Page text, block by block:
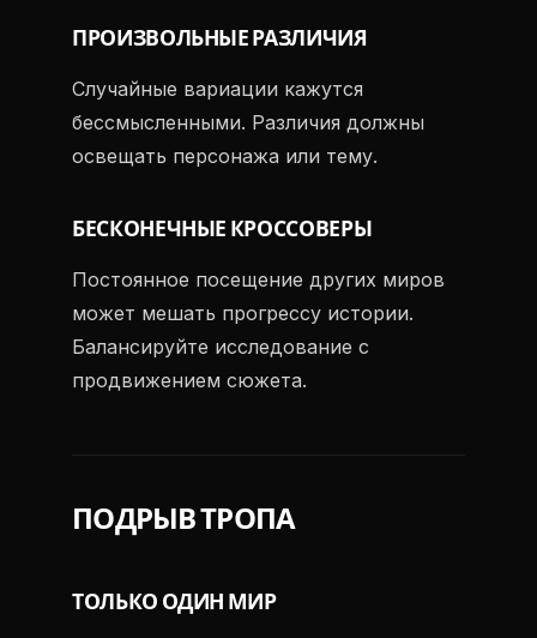
ПРОИЗВОЛЬНЫЕ РАЗЛИЧИЯ
Случайные вариации кажутся
бессмысленными. Различия должны
освещать персонажа или тему.
БЕСКОНЕЧНЫЕ КРОССОВЕРЫ
Постоянное посещение других миров
может мешать прогрессу истории.
Балансируйте исследование с
продвижением сюжета.
ПОДРЫВ ТРОПА
ТОЛЬКО ОДИН МИР